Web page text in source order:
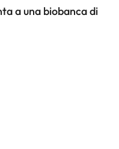
a una biobanca di